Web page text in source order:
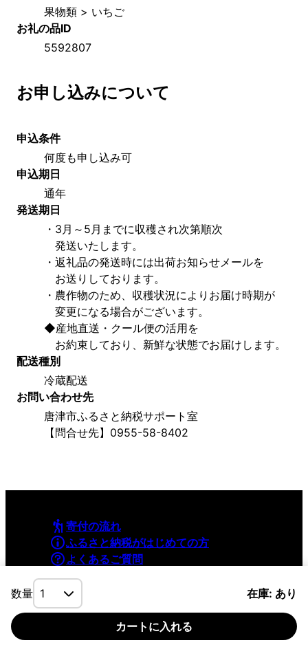
数量 在庫: あり
カートに入れる
果物類 > いちご
お礼の品ID
5592807
お申し込みについて
申込条件
何度も申し込み可
申込期日
通年
発送期日
・3月～5月までに収穫され次第順次
発送いたします。
・返礼品の発送時には出荷お知らせメールを
お送りしております。
・農作物のため、収穫状況によりお届け時期が
変更になる場合がございます。
◆産地直送・クール便の活用を
お約束しており、新鮮な状態でお届けします。
配送種別
冷蔵配送
お問い合わせ先
唐津市ふるさと納税サポート室
【問合せ先】0955-58-8402
寄付の流れ
ふるさと納税がはじめての方
よくあるご質問
利用規約
プライバシーポリシー
©YAMAPInc. ALL RIGHTS RESERVED.